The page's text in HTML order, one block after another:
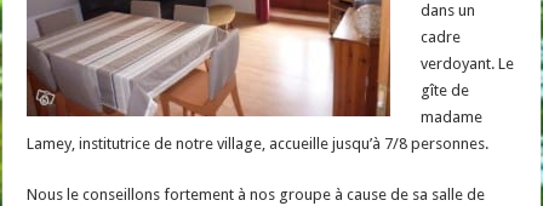
dans un
cadre
verdoyant. Le
gîte de
madame
Lamey, institutrice de notre village, accueille jusqu’à 7/8 personnes.
Nous le conseillons fortement à nos groupe à cause de sa salle de